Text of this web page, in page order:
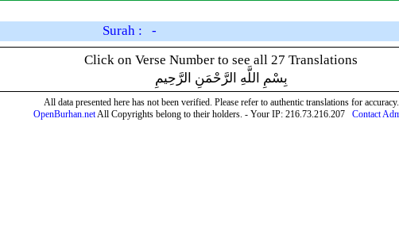
Surah : -
Click on Verse Number to see all 27 Translations
بِسْمِ اللَّهِ الرَّحْمَنِ الرَّحِيمِ
All data presented here has not been verified. Please refer to authentic translations for accuracy.
OpenBurhan.netAll Copyrights belong to their holders. - Your IP: 216.73.216.207 Contact